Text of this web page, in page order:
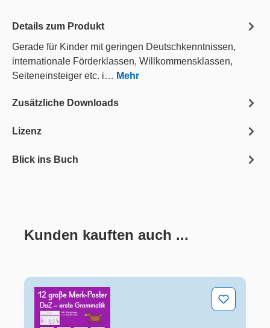
Details zum Produkt
Gerade für Kinder mit geringen Deutschkenntnissen,
internationale Förderklassen, Willkommensklassen,
Seiteneinsteiger etc. i… Mehr
Zusätzliche Downloads
Lizenz
Blick ins Buch
Produktgalerie überspringen
Kunden kauften auch ...
12 große Merk-Poster DaZ – erste Grammatik